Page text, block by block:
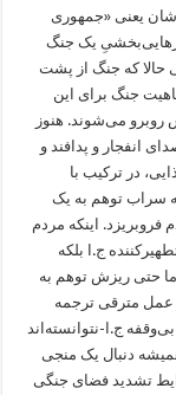
یعنی «جمهوری
رهایی‌بخشیِ یک جنگ
حالا که جنگ از پشت
جنگ برای این
روبرو می‌شوند. هنوز
انفجار و پدافند و
در ترکیب با
سراب توهم به یک
اینکه مردم
ج.ا بلکه
حتی ریزش توهم به
عمل مترقی ترجمه
ج.ا-نتوانسته‌اند
همیشه دنبال یک منجی
تشدید فضای جنگی